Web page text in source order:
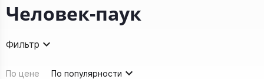
Человек-паук
Фильтр
По цене По популярности